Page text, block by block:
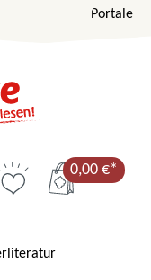
Portale
0,00 €*